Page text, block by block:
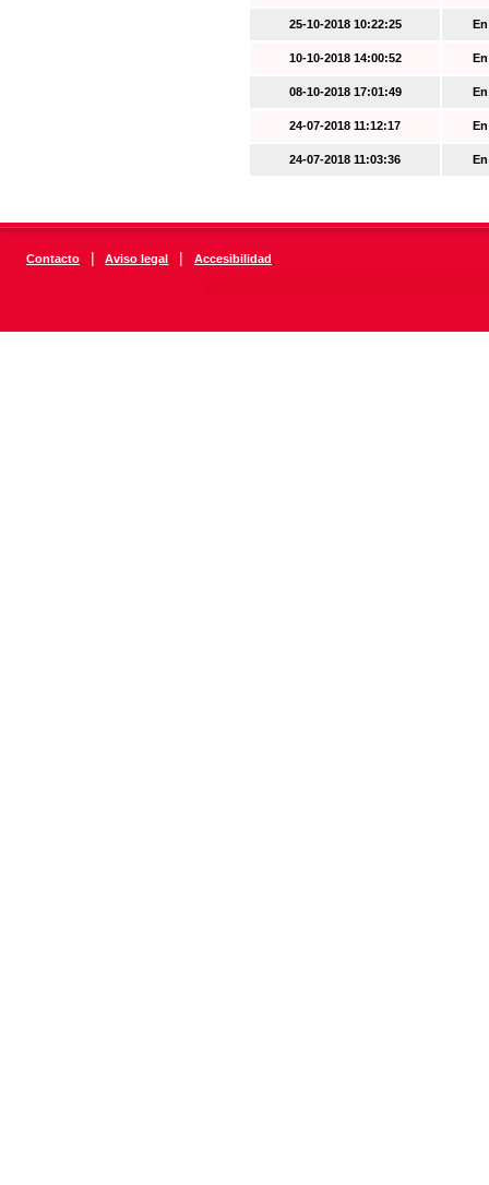
25-10-2018 10:22:25
10-10-2018 14:00:52
08-10-2018 17:01:49
24-07-2018 11:12:17
24-07-2018 11:03:36
Contacto | Aviso legal | Accesibilidad